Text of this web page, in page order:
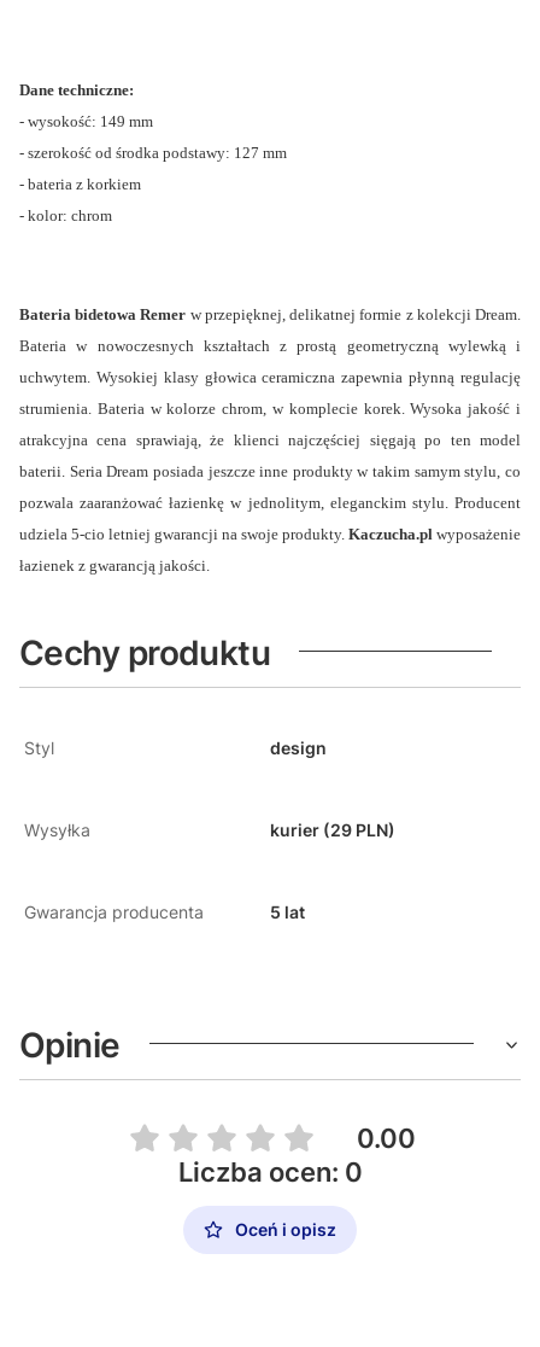
Dane techniczne:
- wysokość: 149 mm
- szerokość od środka podstawy: 127 mm
- bateria z korkiem
- kolor: chrom
Bateria bidetowa Remer w przepięknej, delikatnej formie z kolekcji Dream.
Bateria w nowoczesnych kształtach z prostą geometryczną wylewką i
uchwytem. Wysokiej klasy głowica ceramiczna zapewnia płynną regulację
strumienia. Bateria w kolorze chrom, w komplecie korek. Wysoka jakość i
atrakcyjna cena sprawiają, że klienci najczęściej sięgają po ten model
baterii. Seria Dream posiada jeszcze inne produkty w takim samym stylu, co
pozwala zaaranżować łazienkę w jednolitym, eleganckim stylu. Producent
udziela 5-cio letniej gwarancji na swoje produkty. Kaczucha.pl wyposażenie
łazienek z gwarancją jakości.
Cechy produktu
Styl design
Wysyłka kurier (29 PLN)
Gwarancja producenta 5 lat
Opinie
0.00
Liczba ocen: 0
Oceń i opisz